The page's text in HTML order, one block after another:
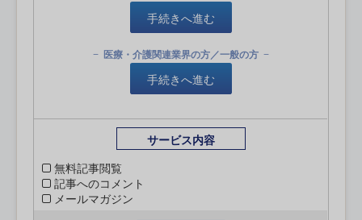
手続きへ進む
医療・介護関連業界の方／一般の方
手続きへ進む
サービス内容
無料記事閲覧
記事へのコメント
メールマガジン